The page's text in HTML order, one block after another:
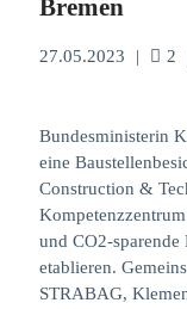
Bremen
27.05.2023 | 2
Bundesministerin
eine
Construction &
und CO2-
etablieren.
STRABAG,